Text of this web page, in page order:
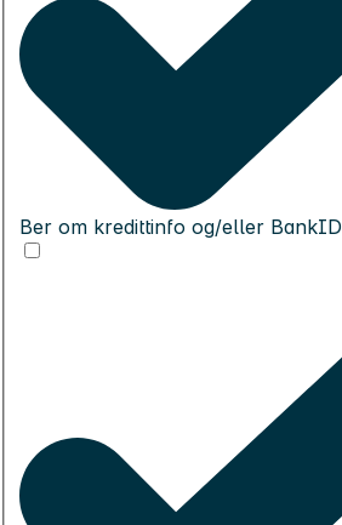
Ber om kredittinfo og/eller BankID